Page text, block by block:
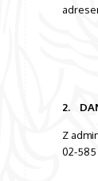
2.
Z
02-585